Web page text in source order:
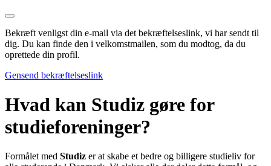
Bekræft venligst din e-mail via det bekræftelseslink, vi har sendt til
dig. Du kan finde den i velkomstmailen, som du modtog, da du
oprettede din profil.
Gensend bekræftelseslink
Hvad kan Studiz gøre for
studieforeninger?
Formålet med Studiz er at skabe et bedre og billigere studieliv for